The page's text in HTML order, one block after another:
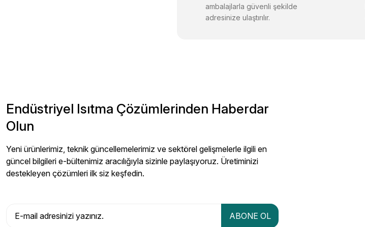
ambalajlarla güvenli şekilde
adresinize ulaştırılır.
Endüstriyel Isıtma Çözümlerinden Haberdar
Olun
Yeni ürünlerimiz, teknik güncellemelerimiz ve sektörel gelişmelerle ilgili en
güncel bilgileri e-bültenimiz aracılığıyla sizinle paylaşıyoruz. Üretiminizi
destekleyen çözümleri ilk siz keşfedin.
ABONE OL